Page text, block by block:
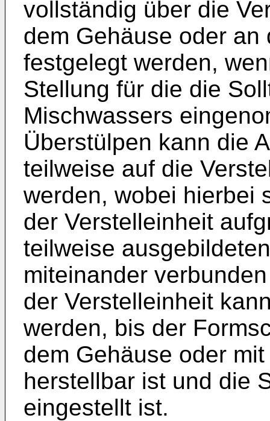
vollständig über die
dem Gehäuse oder
festgelegt werden,
Stellung für die die
Mischwassers
Überstülpen kann die
teilweise auf die
werden, wobei hierbei
der Verstelleinheit
teilweise
miteinander
der Verstelleinheit
werden, bis der
dem Gehäuse oder
herstellbar ist und die
eingestellt ist.